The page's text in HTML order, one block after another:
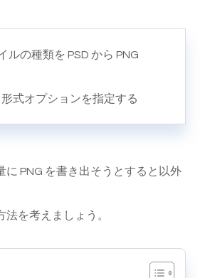
ルの種類を PSD から PNG
形式オプションを指定する
に PNG を書き出そうとすると以外
法を考えましょう。